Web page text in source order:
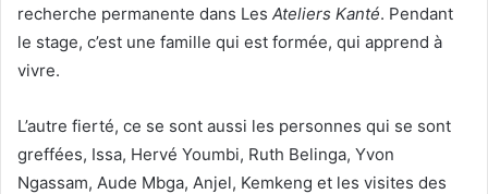
recherche permanente dans Les Ateliers Kanté. Pendant
le stage, c’est une famille qui est formée, qui apprend à
vivre.
L’autre fierté, ce se sont aussi les personnes qui se sont
greffées, Issa, Hervé Youmbi, Ruth Belinga, Yvon
Ngassam, Aude Mbga, Anjel, Kemkeng et les visites des